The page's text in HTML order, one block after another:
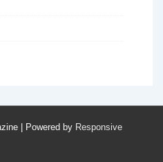
| Powered by Responsive